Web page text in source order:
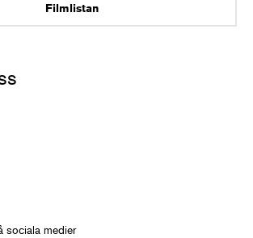
Filmlistan
sociala medier